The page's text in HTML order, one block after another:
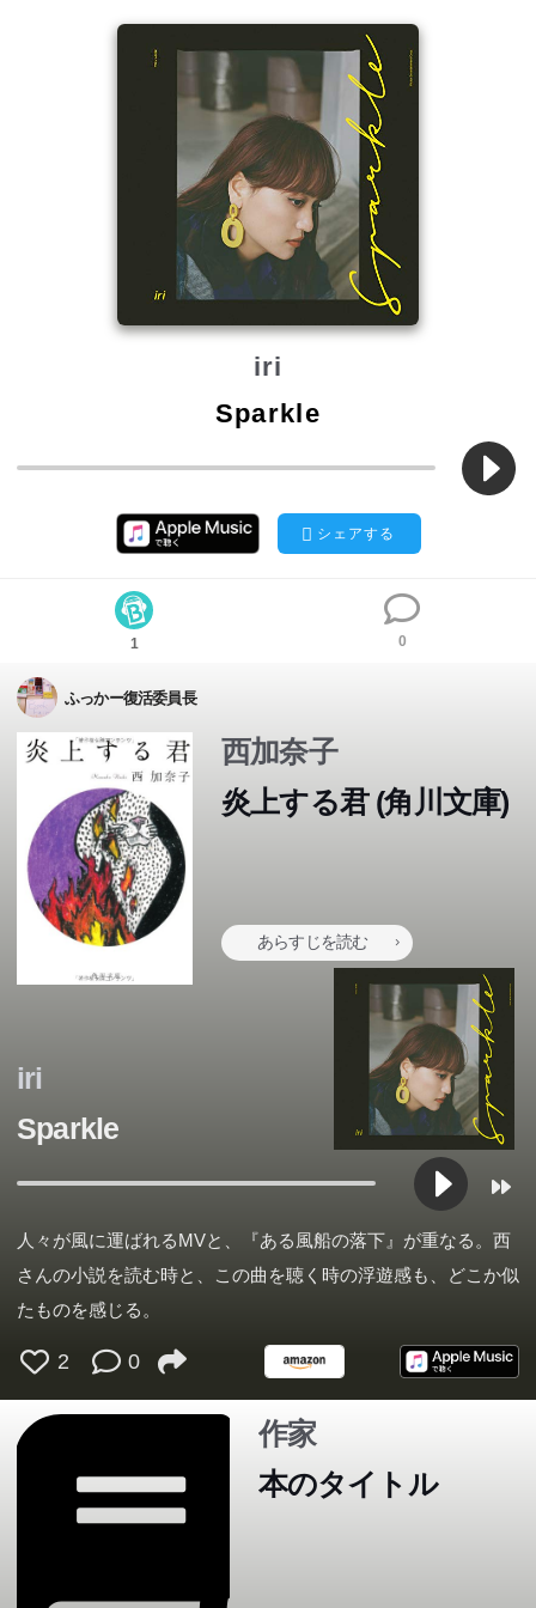
iri
Sparkle
シェアする
1 0
ふっかー復活委員長
西加奈子
炎上する君 (角川文庫)
あらすじを読む
私たちは足が炎上している男の噂話ばかりしていた。ある
日、銭湯にその男が現れて...。何かにとらわれ動けなくな
ってしまった私たちに訪れる、小さいけれど大きな変化。
奔放な想像力がつむぎだす不穏で愛らしい物語。
iri
Sparkle
人々が風に運ばれるMVと、『ある風船の落下』が重なる。西
さんの小説を読む時と、この曲を聴く時の浮遊感も、どこか似
たものを感じる。
2 0
作家
本のタイトル